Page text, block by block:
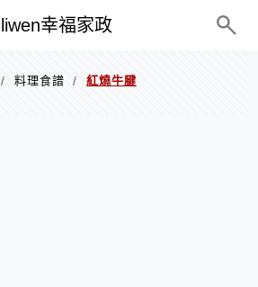
liwen幸福家政
/ 料理食譜 / 紅燒牛腱